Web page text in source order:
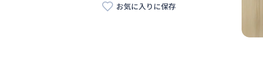
お気に入りに保存